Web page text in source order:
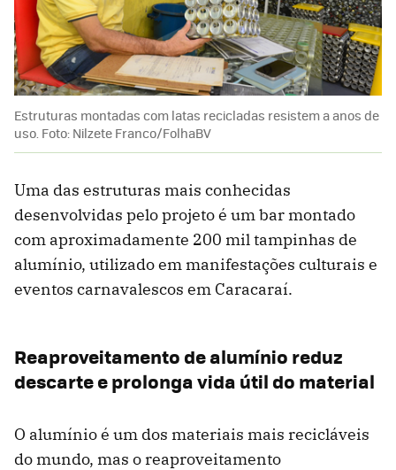
Estruturas montadas com latas recicladas resistem a anos de
uso. Foto: Nilzete Franco/FolhaBV
Uma das estruturas mais conhecidas
desenvolvidas pelo projeto é um bar montado
com aproximadamente 200 mil tampinhas de
alumínio, utilizado em manifestações culturais e
eventos carnavalescos em Caracaraí.
Reaproveitamento de alumínio reduz
descarte e prolonga vida útil do material
O alumínio é um dos materiais mais recicláveis
do mundo, mas o reaproveitamento